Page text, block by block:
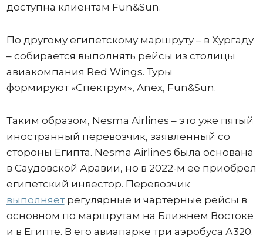
доступна клиентам Fun&Sun.
По другому египетскому маршруту – в Хургаду
– собирается выполнять рейсы из столицы
авиакомпания Red Wings. Туры
формируют «Спектрум», Anex, Fun&Sun.
Таким образом, Nesma Airlines – это уже пятый
иностранный перевозчик, заявленный со
стороны Египта. Nesma Airlines была основана
в Саудовской Аравии, но в 2022-м ее приобрел
египетский инвестор. Перевозчик
выполняетрегулярные и чартерные рейсы в
основном по маршрутам на Ближнем Востоке
и в Египте. В его авиапарке три аэробуса А320.